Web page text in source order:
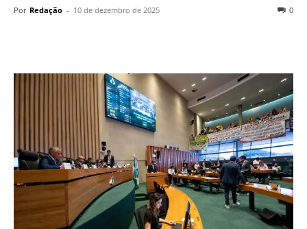
Por Redação - 10 de dezembro de 2025 0